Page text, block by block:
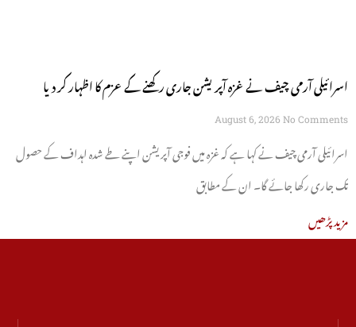
اسرائیلی آرمی چیف نے غزہ آپریشن جاری رکھنے کے عزم کا اظہار کر دیا
August 6, 2026 No Comments
اسرائیلی آرمی چیف نے کہا ہے کہ غزہ میں فوجی آپریشن اپنے طے شدہ اہداف کے حصول
تک جاری رکھا جائے گا۔ ان کے مطابق
مزید پڑھیں